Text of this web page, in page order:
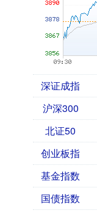
深证成指
沪深300
北证50
创业板指
基金指数
国债指数